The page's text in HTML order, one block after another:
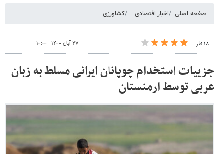
صفحه اصلی اخبار اقتصادی کشاورزی
۱۸ نفر ۲۷ آبان ۱۴۰۰ - ۱۰:۰۰
جزییات استخدام چوپانان ایرانی مسلط به زبان
عربی توسط ارمنستان